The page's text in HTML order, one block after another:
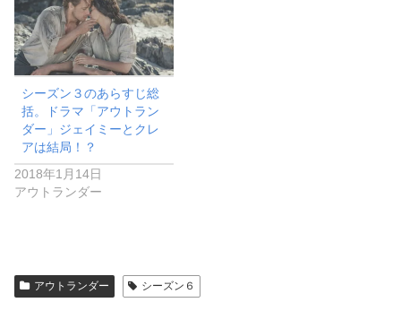
シーズン３のあらすじ総
括。ドラマ「アウトラン
ダー」ジェイミーとクレ
アは結局！？
2018年1月14日
アウトランダー
アウトランダー シーズン６